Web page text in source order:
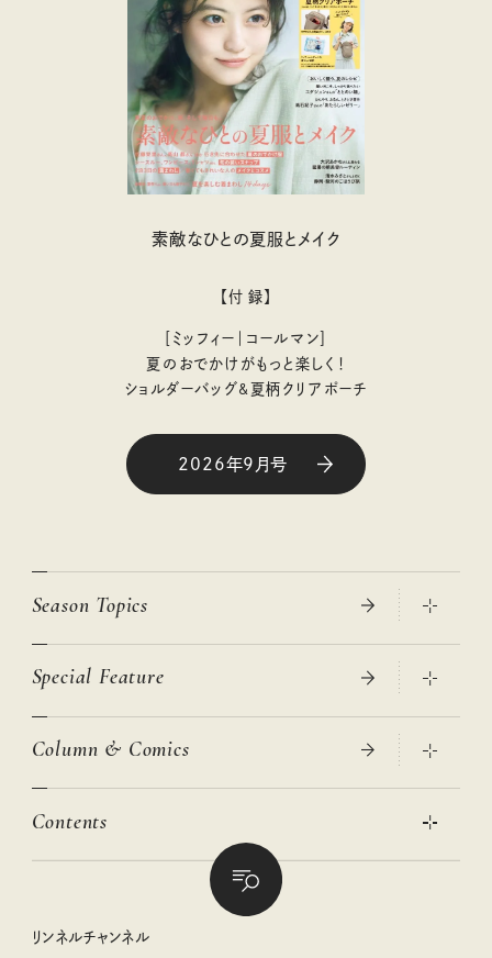
素敵なひとの夏服とメイク
【付 録】
［ミッフィー｜コールマン］
夏のおでかけがもっと楽しく！
ショルダーバッグ&夏柄クリアポーチ
2026年9月号
Season Topics
真夏のひんやりグッズ 2026
ニトリ・イケア・無印良品で賢くおしゃれなインテリア
絶品、お餅レシピ大集合！
世界のサンタさんに会って来た！
クラフトビール案内
Special Feature
2026年春夏 トレンドファッションニュース
女子旅おすすめスポット 暮らすように心地いいリンネル旅ガイ
幸せな老後のための リンネルマネー講座
私の住むまち、好きな場所。LOCAL LIFE REPORT
リンネル 暮らしの道具大賞
Column & Comics
ぐれいさん
明日もいい日になりますように
清水みさとの食いしんぼう寄り道サウナ
Contents
リンネルおしゃれファッションスナップ
リンネル暮らし部
リンネルチャンネル